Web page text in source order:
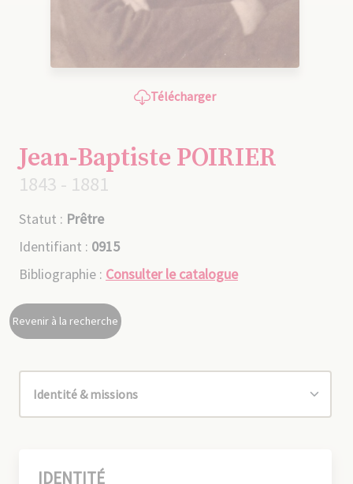
Télécharger
Jean-Baptiste POIRIER
1843 - 1881
Statut : Prêtre
Identifiant : 0915
Bibliographie : Consulter le catalogue
Revenir à la recherche
IDENTITÉ